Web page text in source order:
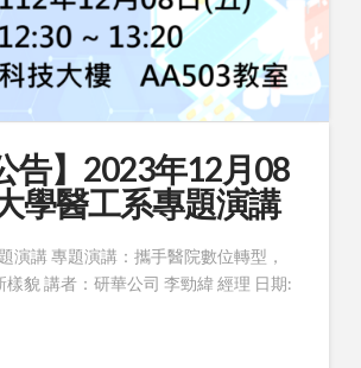
告】2023年12月08
學醫工系專題演講
演講 專題演講：攜手醫院數位轉型，
貌 講者：研華公司 李勁緯 經理 日期: